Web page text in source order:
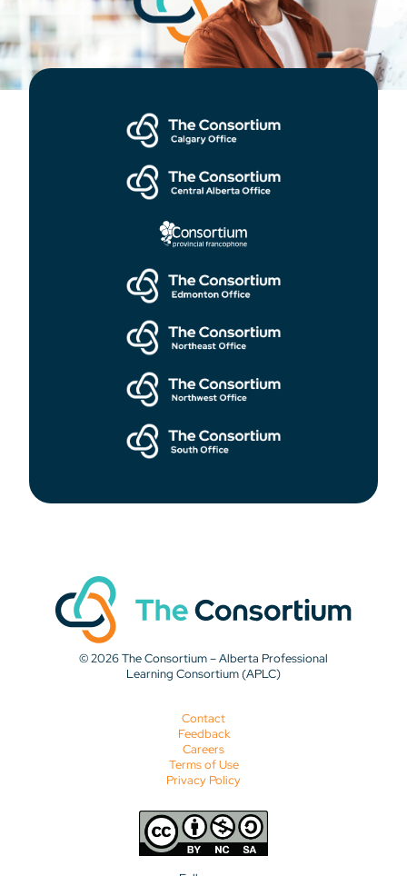
© 2026 The Consortium – Alberta Professional
Learning Consortium (APLC)
Contact
Feedback
Careers
Terms of Use
Privacy Policy